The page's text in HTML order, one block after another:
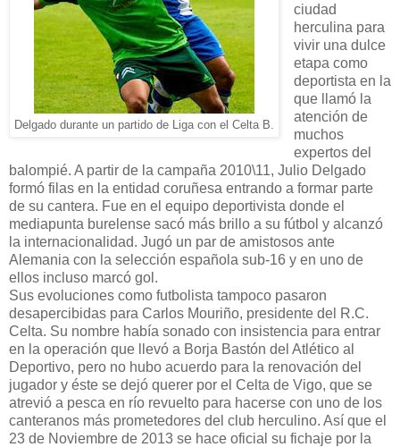
Delgado durante un partido de Liga con el Celta B.
ciudad
herculina para
vivir una dulce
etapa como
deportista en la
que llamó la
atención de
muchos
expertos del
balompié. A partir de la campaña 2010\11, Julio Delgado
formó filas en la entidad coruñesa entrando a formar parte
de su cantera. Fue en el equipo deportivista donde el
mediapunta burelense sacó más brillo a su fútbol y alcanzó
la internacionalidad. Jugó un par de amistosos ante
Alemania con la selección española sub-16 y en uno de
ellos incluso marcó gol.
Sus evoluciones como futbolista tampoco pasaron
desapercibidas para Carlos Mouriño, presidente del R.C.
Celta. Su nombre había sonado con insistencia para entrar
en la operación que llevó a Borja Bastón del Atlético al
Deportivo, pero no hubo acuerdo para la renovación del
jugador y éste se dejó querer por el Celta de Vigo, que se
atrevió a pesca en río revuelto para hacerse con uno de los
canteranos más prometedores del club herculino. Así que el
23 de Noviembre de 2013 se hace oficial su fichaje por la